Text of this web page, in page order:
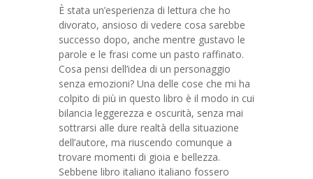
È stata un’esperienza di lettura che ho
divorato, ansioso di vedere cosa sarebbe
successo dopo, anche mentre gustavo le
parole e le frasi come un pasto raffinato.
Cosa pensi dell’idea di un personaggio
senza emozioni? Una delle cose che mi ha
colpito di più in questo libro è il modo in cui
bilancia leggerezza e oscurità, senza mai
sottrarsi alle dure realtà della situazione
dell’autore, ma riuscendo comunque a
trovare momenti di gioia e bellezza.
Sebbene libro italiano italiano fossero